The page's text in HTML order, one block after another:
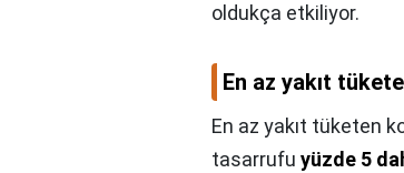
oldukça etkiliyor.
En az yakıt
En az yakıt tüketen
tasarrufu yüzde 5